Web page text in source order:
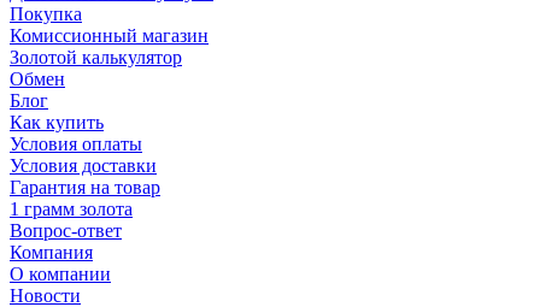
Покупка
Комиссионный магазин
Золотой калькулятор
Обмен
Блог
Как купить
Условия оплаты
Условия доставки
Гарантия на товар
1 грамм золота
Вопрос-ответ
Компания
О компании
Новости